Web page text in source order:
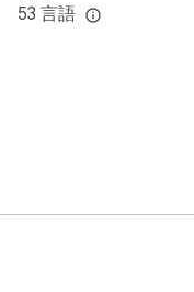
phrases
speak in
53 言語